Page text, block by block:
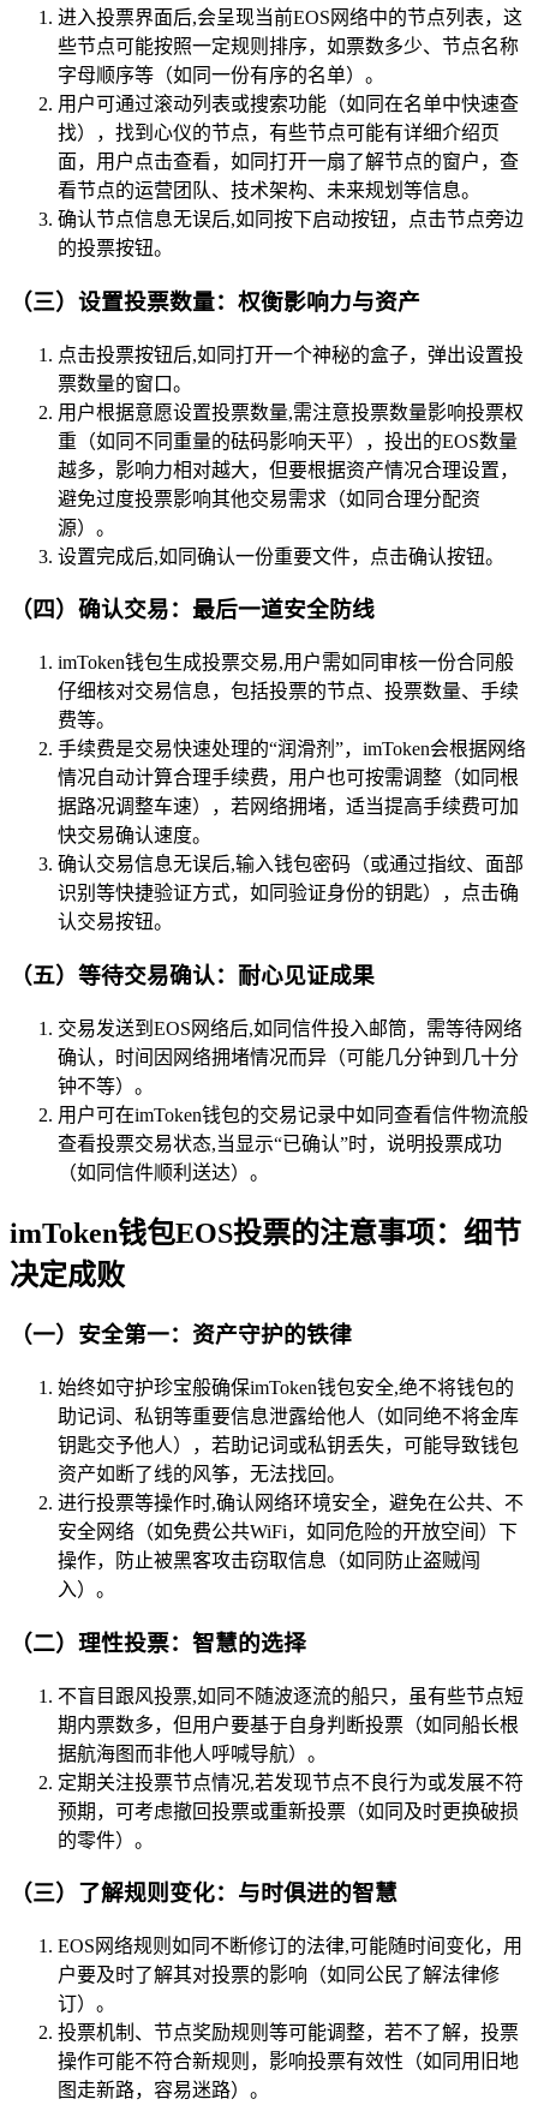
进入投票界面后,会呈现当前EOS网络中的节点列表，这
些节点可能按照一定规则排序，如票数多少、节点名称
字母顺序等（如同一份有序的名单）。
用户可通过滚动列表或搜索功能（如同在名单中快速查
找），找到心仪的节点，有些节点可能有详细介绍页
面，用户点击查看，如同打开一扇了解节点的窗户，查
看节点的运营团队、技术架构、未来规划等信息。
确认节点信息无误后,如同按下启动按钮，点击节点旁边
的投票按钮。
（三）设置投票数量：权衡影响力与资产
点击投票按钮后,如同打开一个神秘的盒子，弹出设置投
票数量的窗口。
用户根据意愿设置投票数量,需注意投票数量影响投票权
重（如同不同重量的砝码影响天平），投出的EOS数量
越多，影响力相对越大，但要根据资产情况合理设置，
避免过度投票影响其他交易需求（如同合理分配资
源）。
设置完成后,如同确认一份重要文件，点击确认按钮。
（四）确认交易：最后一道安全防线
imToken钱包生成投票交易,用户需如同审核一份合同般
仔细核对交易信息，包括投票的节点、投票数量、手续
费等。
手续费是交易快速处理的“润滑剂”，imToken会根据网络
情况自动计算合理手续费，用户也可按需调整（如同根
据路况调整车速），若网络拥堵，适当提高手续费可加
快交易确认速度。
确认交易信息无误后,输入钱包密码（或通过指纹、面部
识别等快捷验证方式，如同验证身份的钥匙），点击确
认交易按钮。
（五）等待交易确认：耐心见证成果
交易发送到EOS网络后,如同信件投入邮筒，需等待网络
确认，时间因网络拥堵情况而异（可能几分钟到几十分
钟不等）。
用户可在imToken钱包的交易记录中如同查看信件物流般
查看投票交易状态,当显示“已确认”时，说明投票成功
（如同信件顺利送达）。
imToken钱包EOS投票的注意事项：细节
决定成败
（一）安全第一：资产守护的铁律
始终如守护珍宝般确保imToken钱包安全,绝不将钱包的
助记词、私钥等重要信息泄露给他人（如同绝不将金库
钥匙交予他人），若助记词或私钥丢失，可能导致钱包
资产如断了线的风筝，无法找回。
进行投票等操作时,确认网络环境安全，避免在公共、不
安全网络（如免费公共WiFi，如同危险的开放空间）下
操作，防止被黑客攻击窃取信息（如同防止盗贼闯
入）。
（二）理性投票：智慧的选择
不盲目跟风投票,如同不随波逐流的船只，虽有些节点短
期内票数多，但用户要基于自身判断投票（如同船长根
据航海图而非他人呼喊导航）。
定期关注投票节点情况,若发现节点不良行为或发展不符
预期，可考虑撤回投票或重新投票（如同及时更换破损
的零件）。
（三）了解规则变化：与时俱进的智慧
EOS网络规则如同不断修订的法律,可能随时间变化，用
户要及时了解其对投票的影响（如同公民了解法律修
订）。
投票机制、节点奖励规则等可能调整，若不了解，投票
操作可能不符合新规则，影响投票有效性（如同用旧地
图走新路，容易迷路）。